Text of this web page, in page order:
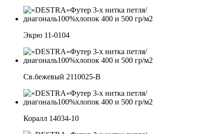
Экрю 11-0104
Св.бежевый 2110025-B
Коралл 14034-10